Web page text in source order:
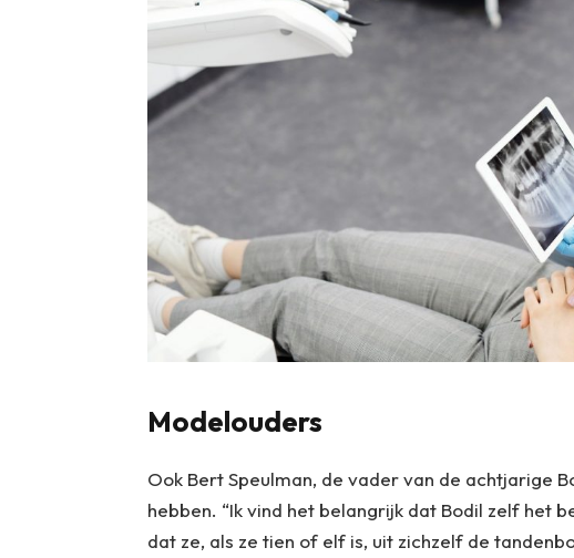
Modelouders
Ook Bert Speulman, de vader van de achtjarige
hebben. “Ik vind het belangrijk dat Bodil zelf het
dat ze, als ze tien of elf is, uit zichzelf de